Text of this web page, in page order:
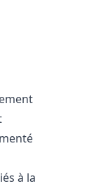
à la